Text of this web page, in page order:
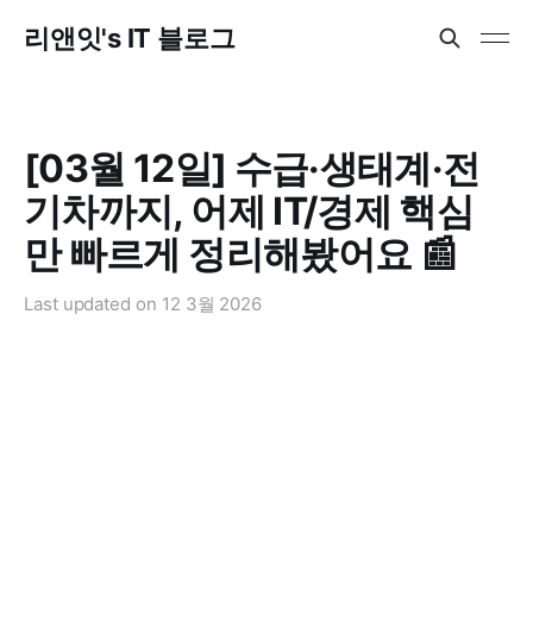
리앤잇's IT 블로그
[03월 12일] 수급·생태계·전
기차까지, 어제 IT/경제 핵심
만 빠르게 정리해봤어요 📰
Last updated on 12 3월 2026